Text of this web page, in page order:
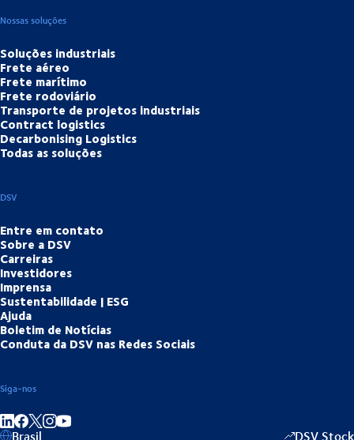
Nossas soluções
Soluções industriais
Frete aéreo
Frete marítimo
Frete rodoviário
Transporte de projetos industriais
Contract logistics
Decarbonising Logistics
Todas as soluções
DSV
Entre em contato
Sobre a DSV
Carreiras
Investidores
Imprensa
Sustentabilidade | ESG
Ajuda
Boletim de Notícias
Conduta da DSV nas Redes Sociais
Siga-nos
Partilhar no LinkedIn
Partilhar no Facebook
Brasil DSV Stock